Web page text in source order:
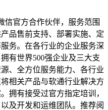
官方合作伙伴，服务范围
品售前支持、部署实施、定
务。在各行业的企业服务深
有世界500强企业及三大支
、全方位服务能力、各行业
相关产品与软通行业解决方
拥有接受过官方指定培训，
及开发和运维团队。推荐阅